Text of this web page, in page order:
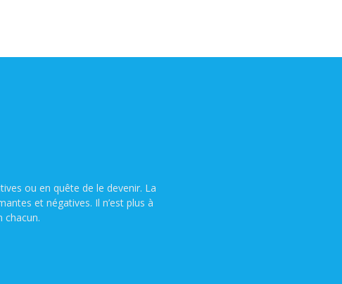
ou en quête de le devenir. La
et négatives. Il n’est plus à
chacun.